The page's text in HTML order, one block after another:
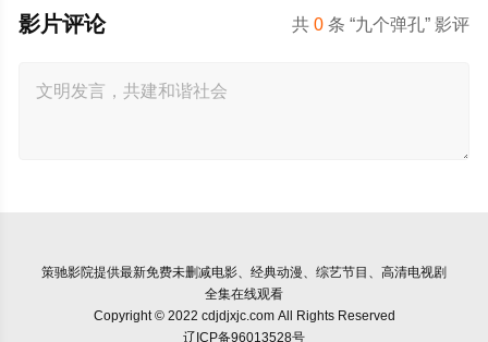
共0 条 “九个弹孔” 影评
影片评论
策驰影院提供最新免费未删减电影、经典动漫、综艺节目、高清电视剧
全集在线观看
Copyright © 2022 cdjdjxjc.com All Rights Reserved
辽ICP备96013528号